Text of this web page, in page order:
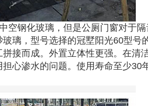
空钢化玻璃，但是公厕门窗对于
璃，型号选择的冠墅阳光60型号
接而成。外置立体性更强。在清
心渗水的问题。使用寿命至少30